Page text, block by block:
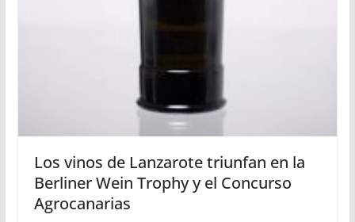
Los vinos de Lanzarote triunfan en la
Berliner Wein Trophy y el Concurso
Agrocanarias